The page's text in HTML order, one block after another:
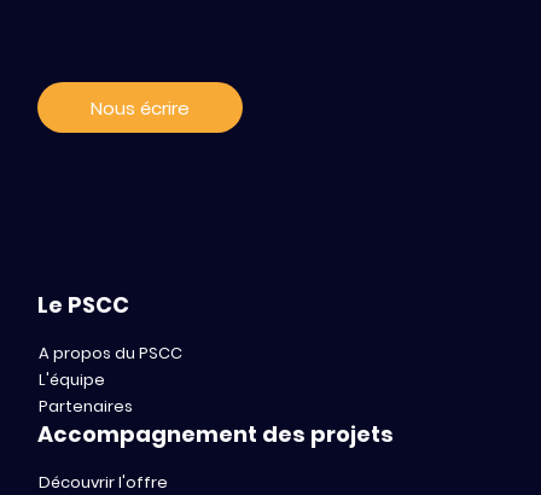
Nous écrire
Le PSCC
A propos du PSCC
L'équipe
Partenaires
Accompagnement des projets
Découvrir l'offre